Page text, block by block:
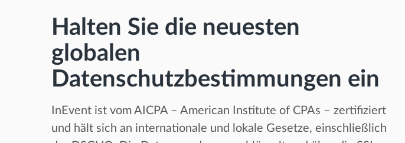
Halten Sie die neuesten
globalen
Datenschutzbestimmungen ein
InEvent ist vom AICPA – American Institute of CPAs – zertifiziert
und hält sich an internationale und lokale Gesetze, einschließlich